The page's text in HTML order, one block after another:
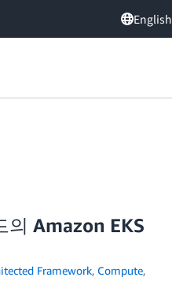
English
Amazon EKS
Framework, Compute,